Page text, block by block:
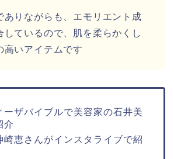
ありながらも、エモリエント成
しているので、肌を柔らかくし
高いアイテムです
ーザバイブルで美容家の石井美
介
崎恵さんがインスタライブで紹